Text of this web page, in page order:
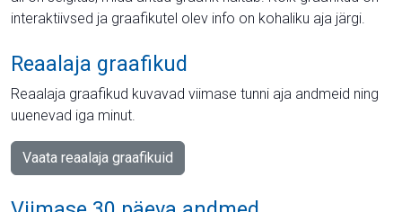
interaktiivsed ja graafikutel olev info on kohaliku aja järgi.
Reaalaja graafikud
Reaalaja graafikud kuvavad viimase tunni aja andmeid ning
uuenevad iga minut.
Vaata reaalaja graafikuid